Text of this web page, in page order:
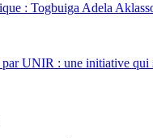
: Togbuiga Adela
UNIR : une initiative qui